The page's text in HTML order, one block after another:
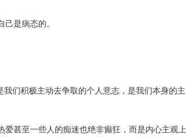
是病态的。
们积极主动去争取的个人意志，是我们本身的主
甚至一些人的痴迷也绝非癫狂，而是内心主观上